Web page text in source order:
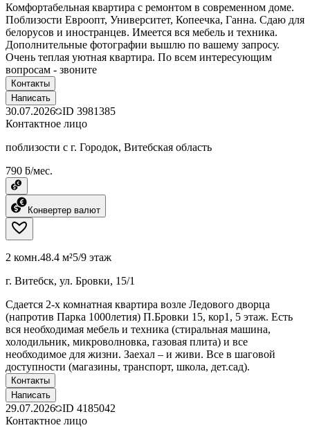
Комфортабельная квартира с ремонтом в современном доме.
Поблизости Евроопт, Университет, Копеечка, Ганна. Сдаю для
белорусов и иностранцев. Имеется вся мебель и техника.
Дополнительные фотографии вышлю по вашему запросу.
Очень теплая уютная квартира. По всем интересующим
вопросам - звоните
Контакты
Написать
30.07.2026 ID 3981385
Контактное лицо
поблизости с г. Городок, Витебская область
790 ƃ/мес.
Конвертер валют
2 комн.48.4 м²5/9 этаж
г. Витебск, ул. Бровки, 15/1
Сдается 2-х комнатная квартира возле Ледового дворца
(напротив Парка 1000летия) П.Бровки 15, кор1, 5 этаж. Есть
вся необходимая мебель и техника (стиральная машина,
холодильник, микроволновка, газовая плита) и все
необходимое для жизни. Заехал – и живи. Все в шаговой
доступности (магазины, транспорт, школа, дет.сад).
Контакты
Написать
29.07.2026 ID 4185042
Контактное лицо